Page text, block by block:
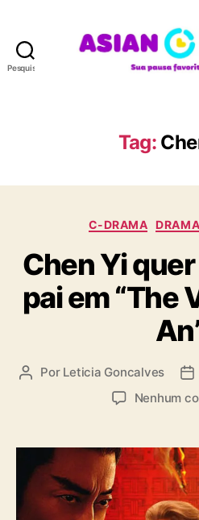
Pesquisar
A
N
R
A
Tag:
C
t
e
g
r
i
a
s
C-DRAMA DRAMA
Chen Yi
pai em “The
A
r
o
Por Leticia Goncalves
D
d
e
p
u
b
Nenhum